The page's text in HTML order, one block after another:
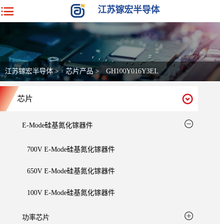
江苏镓宏半导体
江苏镓宏半导体> 芯片产品> GH100Y016Y3EL
芯片
E-Mode硅基氮化镓器件
700V E-Mode硅基氮化镓器件
650V E-Mode硅基氮化镓器件
100V E-Mode硅基氮化镓器件
功率芯片